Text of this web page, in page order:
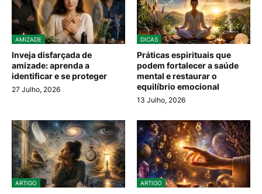
AMIZADE
Inveja disfarçada de
amizade: aprenda a
identificar e se proteger
27 Julho, 2026
DICAS
Práticas espirituais que
podem fortalecer a saúde
mental e restaurar o
equilíbrio emocional
13 Julho, 2026
ARTIGO ARTIGO